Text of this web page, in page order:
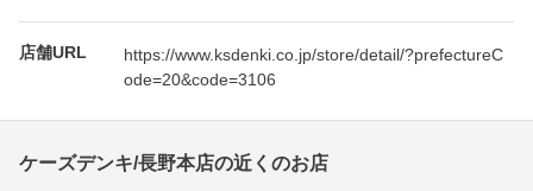
店舗URL
https://www.ksdenki.co.jp/store/detail/?prefectureC
ode=20&code=3106
ケーズデンキ/長野本店の近くのお店